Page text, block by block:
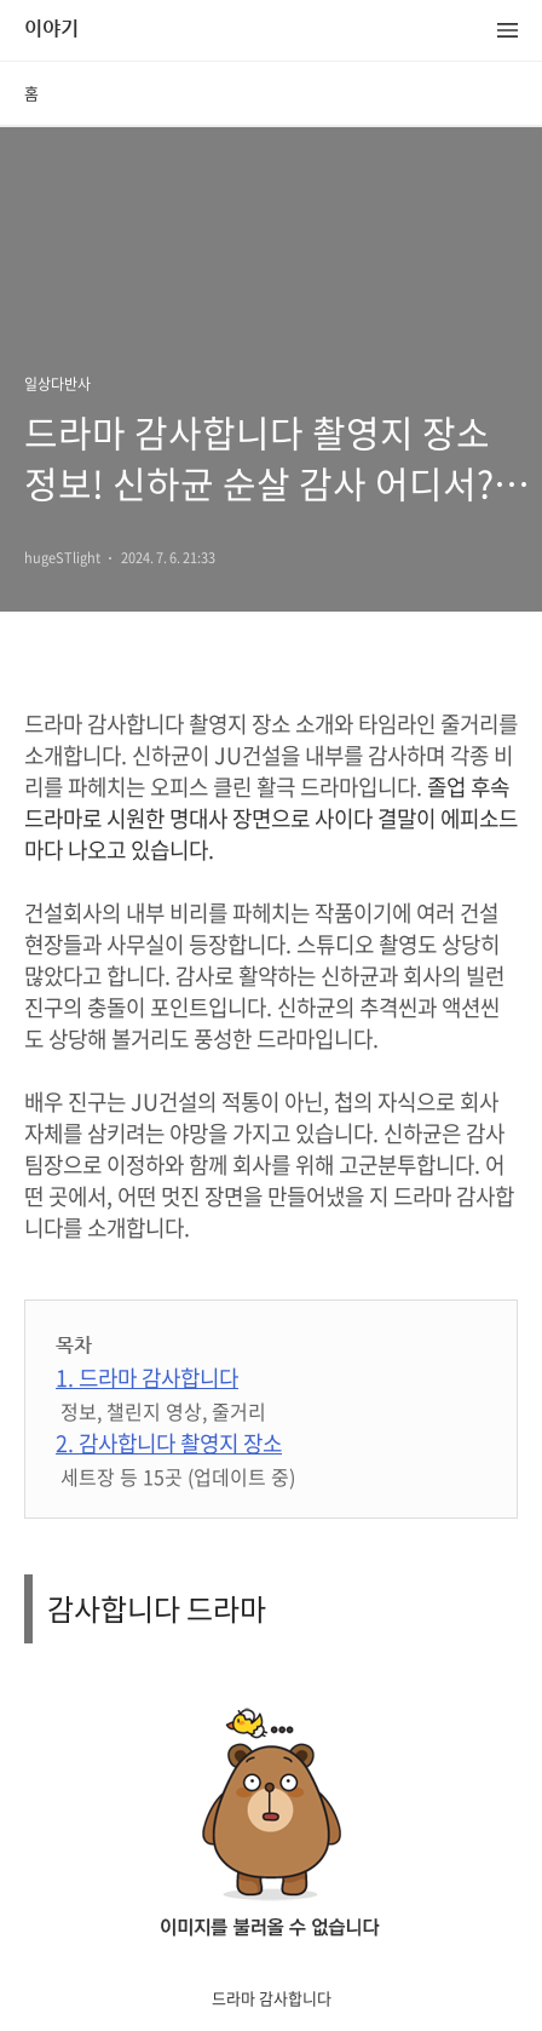
이야기
홈
일상다반사
드라마 감사합니다 촬영지 장소
정보! 신하균 순살 감사 어디서?
hugeSTlight 2024. 7. 6. 21:33
드라마 감사합니다 촬영지 장소 소개와 타임라인 줄거리를
소개합니다. 신하균이 JU건설을 내부를 감사하며 각종 비
리를 파헤치는 오피스 클린 활극 드라마입니다. 졸업 후속
드라마로 시원한 명대사 장면으로 사이다 결말이 에피소드
마다 나오고 있습니다.
건설회사의 내부 비리를 파헤치는 작품이기에 여러 건설
현장들과 사무실이 등장합니다. 스튜디오 촬영도 상당히
많았다고 합니다. 감사로 활약하는 신하균과 회사의 빌런
진구의 충돌이 포인트입니다. 신하균의 추격씬과 액션씬
도 상당해 볼거리도 풍성한 드라마입니다.
배우 진구는 JU건설의 적통이 아닌, 첩의 자식으로 회사
자체를 삼키려는 야망을 가지고 있습니다. 신하균은 감사
팀장으로 이정하와 함께 회사를 위해 고군분투합니다. 어
떤 곳에서, 어떤 멋진 장면을 만들어냈을 지 드라마 감사합
니다를 소개합니다.
목차
1. 드라마 감사합니다
정보, 챌린지 영상, 줄거리
2. 감사합니다 촬영지 장소
세트장 등 15곳 (업데이트 중)
감사합니다 드라마
드라마 감사합니다